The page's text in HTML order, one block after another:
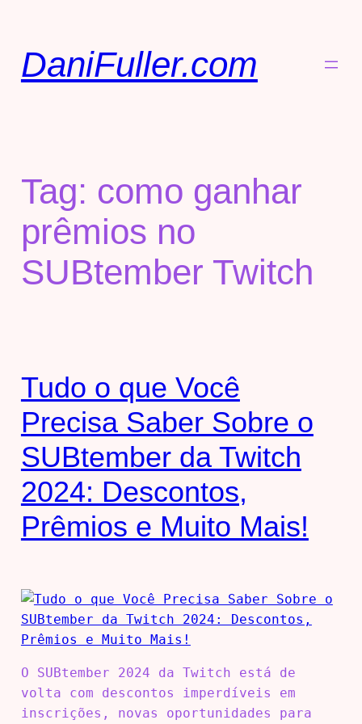
DaniFuller.com
Tag: como ganhar
prêmios no
SUBtember Twitch
Tudo o que Você
Precisa Saber Sobre o
SUBtember da Twitch
2024: Descontos,
Prêmios e Muito Mais!
O SUBtember 2024 da Twitch está de
volta com descontos imperdíveis em
inscrições, novas oportunidades para